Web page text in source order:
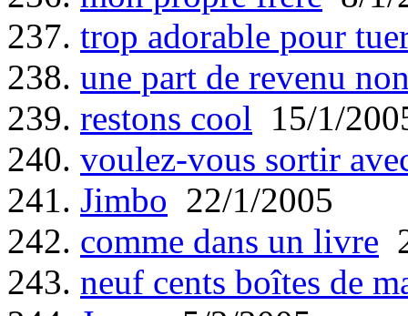
237. trop adorable pour
238. une part de revenu
239. restons cool 15/1/
240. voulez-vous sortir
241. Jimbo 22/1/2005
242. comme dans un livre
243. neuf cents boîtes de